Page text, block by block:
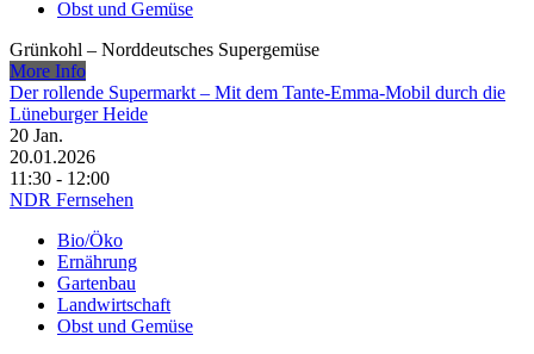
Obst und Gemüse
Grünkohl – Norddeutsches Supergemüse
More Info
Der rollende Supermarkt – Mit dem Tante-Emma-Mobil durch die
Lüneburger Heide
20 Jan.
20.01.2026
11:30 - 12:00
NDR Fernsehen
Bio/Öko
Ernährung
Gartenbau
Landwirtschaft
Obst und Gemüse